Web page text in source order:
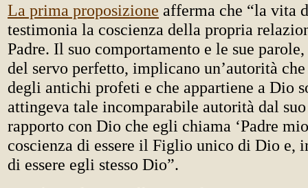
La prima proposizione afferma che “la vita
testimonia la coscienza della propria
Padre. Il suo comportamento e le sue
del servo perfetto, implicano un’autorità
degli antichi profeti e che appartiene a Dio
attingeva tale incomparabile autorità dal
rapporto con Dio che egli chiama ‘Padre
coscienza di essere il Figlio unico di Dio e,
di essere egli stesso Dio”.